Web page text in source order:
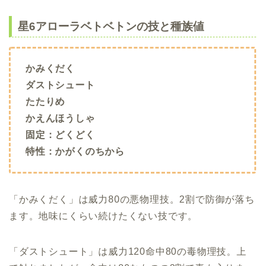
星6アローラベトベトンの技と種族値
かみくだく
ダストシュート
たたりめ
かえんほうしゃ
固定：どくどく
特性：かがくのちから
「かみくだく」は威力80の悪物理技。2割で防御が落ち
ます。地味にくらい続けたくない技です。
「ダストシュート」は威力120命中80の毒物理技。上